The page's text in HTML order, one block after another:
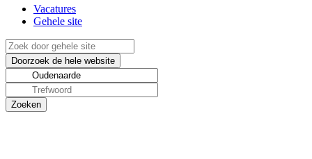
Vacatures
Gehele site